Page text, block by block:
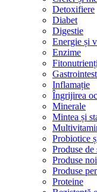
Detoxifiere
Diabet
Digestie
Energie și
Enzime
Fitonutrienți
Inflamație
Îngrijirea
Minerale
Mintea și
Probiotice
Produse de
Produse
Produse
Proteine